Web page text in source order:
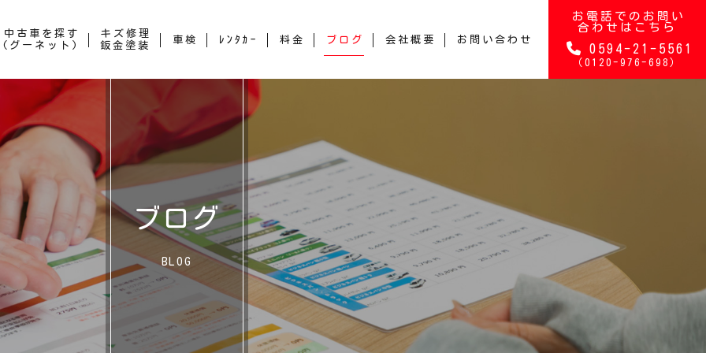
中古車を探す
(グーネット)
キズ修理
鈑金塗装
車検 ﾚﾝﾀｶｰ 料金 ブログ 会社概要 お問い合わせ
お電話でのお問い
合わせはこちら
0594-21-5561
（0120-976-698）
ブログ
BLOG